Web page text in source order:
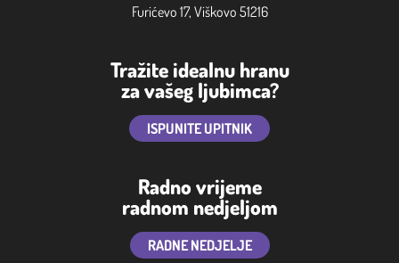
Furićevo 17, Viškovo 51216
Tražite idealnu hranu
za vašeg ljubimca?
ISPUNITE UPITNIK
Radno vrijeme
radnom nedjeljom
RADNE NEDJELJE